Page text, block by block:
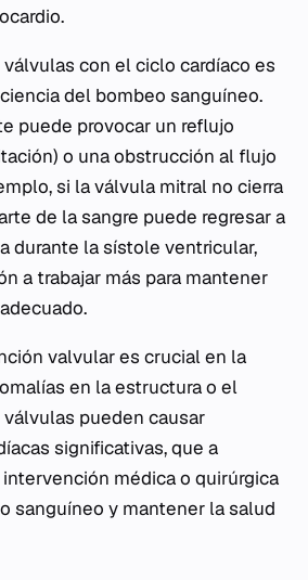
con el ciclo cardíaco es
del bombeo sanguíneo.
puede provocar un reflujo
o una obstrucción al flujo
si la válvula mitral no cierra
de la sangre puede regresar a
durante la sístole ventricular,
a trabajar más para mantener
valvular es crucial en la
en la estructura o el
pueden causar
significativas, que a
médica o quirúrgica
sanguíneo y mantener la salud